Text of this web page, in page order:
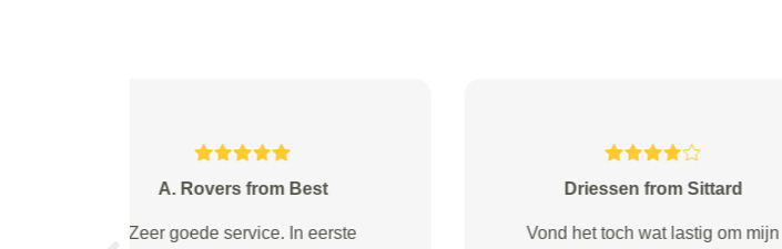
DAVIBI from Rotterdam
Pakket werd rond afgesproken tijd
V. Gadet from
Snel geholpen, de